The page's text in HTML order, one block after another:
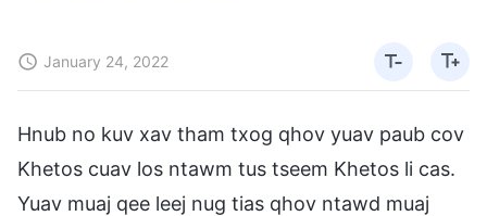
January 24, 2022
Hnub no kuv xav tham txog qhov yuav paub cov
Khetos cuav los ntawm tus tseem Khetos li cas.
Yuav muaj qee leej nug tias qhov ntawd muaj